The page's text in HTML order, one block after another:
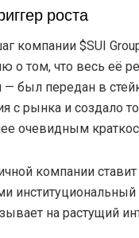
роста
компании $SUI
о том, что весь её
был передан в
с рынка и создало
очевидным
компании
институциональный
на растущий